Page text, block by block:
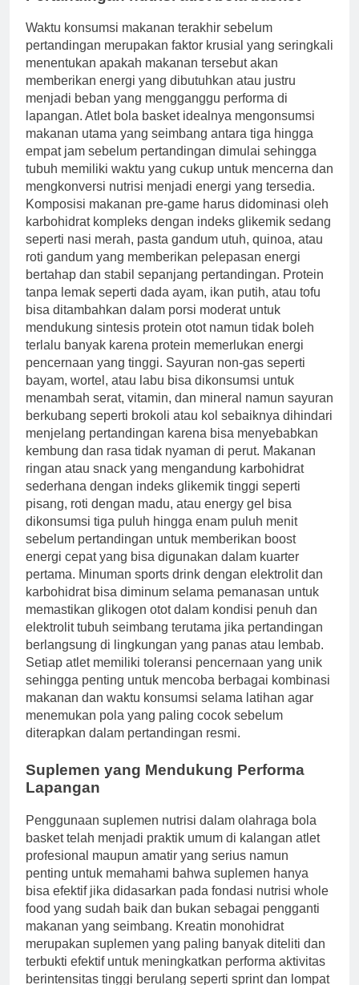
Waktu konsumsi makanan terakhir sebelum
pertandingan merupakan faktor krusial yang seringkali
menentukan apakah makanan tersebut akan
memberikan energi yang dibutuhkan atau justru
menjadi beban yang mengganggu performa di
lapangan. Atlet bola basket idealnya mengonsumsi
makanan utama yang seimbang antara tiga hingga
empat jam sebelum pertandingan dimulai sehingga
tubuh memiliki waktu yang cukup untuk mencerna dan
mengkonversi nutrisi menjadi energi yang tersedia.
Komposisi makanan pre-game harus didominasi oleh
karbohidrat kompleks dengan indeks glikemik sedang
seperti nasi merah, pasta gandum utuh, quinoa, atau
roti gandum yang memberikan pelepasan energi
bertahap dan stabil sepanjang pertandingan. Protein
tanpa lemak seperti dada ayam, ikan putih, atau tofu
bisa ditambahkan dalam porsi moderat untuk
mendukung sintesis protein otot namun tidak boleh
terlalu banyak karena protein memerlukan energi
pencernaan yang tinggi. Sayuran non-gas seperti
bayam, wortel, atau labu bisa dikonsumsi untuk
menambah serat, vitamin, dan mineral namun sayuran
berkubang seperti brokoli atau kol sebaiknya dihindari
menjelang pertandingan karena bisa menyebabkan
kembung dan rasa tidak nyaman di perut. Makanan
ringan atau snack yang mengandung karbohidrat
sederhana dengan indeks glikemik tinggi seperti
pisang, roti dengan madu, atau energy gel bisa
dikonsumsi tiga puluh hingga enam puluh menit
sebelum pertandingan untuk memberikan boost
energi cepat yang bisa digunakan dalam kuarter
pertama. Minuman sports drink dengan elektrolit dan
karbohidrat bisa diminum selama pemanasan untuk
memastikan glikogen otot dalam kondisi penuh dan
elektrolit tubuh seimbang terutama jika pertandingan
berlangsung di lingkungan yang panas atau lembab.
Setiap atlet memiliki toleransi pencernaan yang unik
sehingga penting untuk mencoba berbagai kombinasi
makanan dan waktu konsumsi selama latihan agar
menemukan pola yang paling cocok sebelum
diterapkan dalam pertandingan resmi.
Suplemen yang Mendukung Performa
Lapangan
Penggunaan suplemen nutrisi dalam olahraga bola
basket telah menjadi praktik umum di kalangan atlet
profesional maupun amatir yang serius namun
penting untuk memahami bahwa suplemen hanya
bisa efektif jika didasarkan pada fondasi nutrisi whole
food yang sudah baik dan bukan sebagai pengganti
makanan yang seimbang. Kreatin monohidrat
merupakan suplemen yang paling banyak diteliti dan
terbukti efektif untuk meningkatkan performa aktivitas
berintensitas tinggi berulang seperti sprint dan lompat